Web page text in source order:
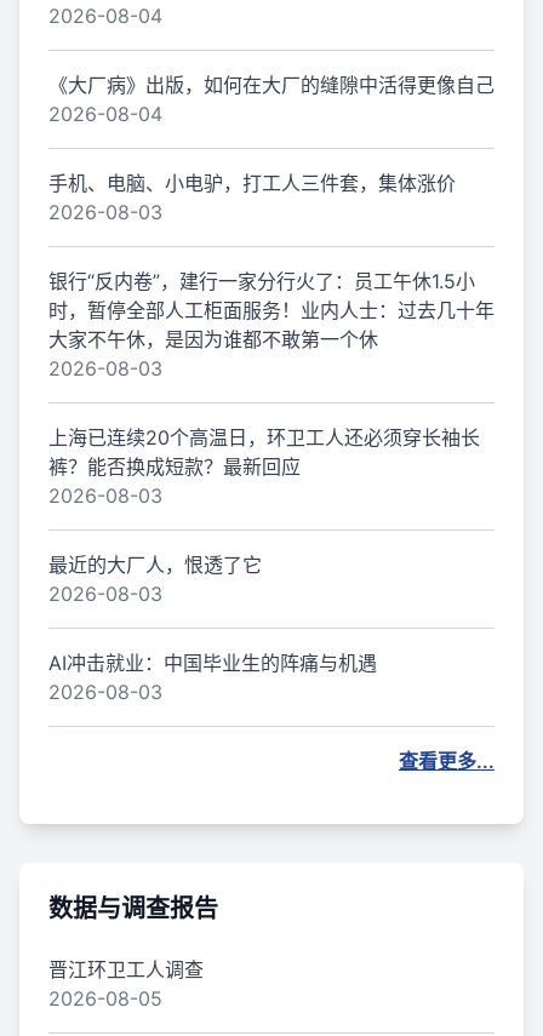
2026-08-04
《大厂病》出版，如何在大厂的缝隙中活得更像自己
2026-08-04
手机、电脑、小电驴，打工人三件套，集体涨价
2026-08-03
银行“反内卷”，建行一家分行火了：员工午休1.5小
时，暂停全部人工柜面服务！业内人士：过去几十年
大家不午休，是因为谁都不敢第一个休
2026-08-03
上海已连续20个高温日，环卫工人还必须穿长袖长
裤？能否换成短款？最新回应
2026-08-03
最近的大厂人，恨透了它
2026-08-03
AI冲击就业：中国毕业生的阵痛与机遇
2026-08-03
查看更多...
数据与调查报告
晋江环卫工人调查
2026-08-05